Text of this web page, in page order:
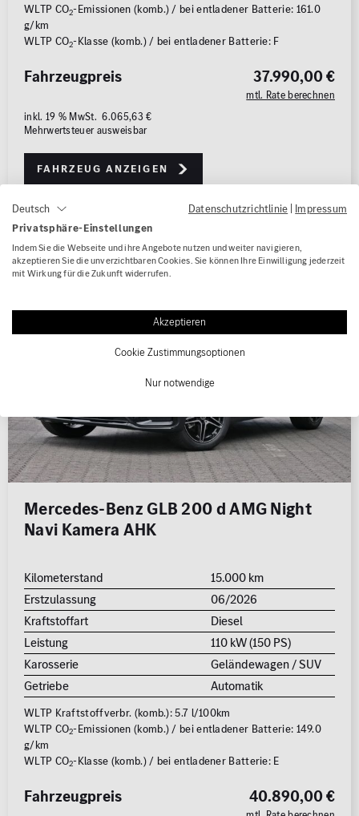
WLTP CO2-Emissionen (komb.) / bei entladener Batterie: 161.0
g/km
WLTP CO2-Klasse (komb.) / bei entladener Batterie: F
37.990,00 €
mtl. Rate berechnen
Fahrzeugpreis
inkl. 19 % MwSt. 6.065,63 €
Mehrwertsteuer ausweisbar
Fahrzeug anzeigen
Mercedes-Benz GLB 200 d AMG Night
Navi Kamera AHK
Kilometerstand
15.000 km
Erstzulassung
06/2026
Kraftstoffart
Diesel
Leistung
110 kW (150 PS)
Karosserie
Geländewagen / SUV
Getriebe
Automatik
WLTP Kraftstoffverbr. (komb.): 5.7 l/100km
WLTP CO2-Emissionen (komb.) / bei entladener Batterie: 149.0
g/km
WLTP CO2-Klasse (komb.) / bei entladener Batterie: E
40.890,00 €
Fahrzeugpreis
Deutsch Datenschutzrichtlinie | Impressum
Privatsphäre-Einstellungen
Indem Sie die Webseite und ihre Angebote nutzen und weiter navigieren,
akzeptieren Sie die unverzichtbaren Cookies. Sie können Ihre Einwilligung jederzeit
mit Wirkung für die Zukunft widerrufen.
Akzeptieren
Cookie Zustimmungsoptionen
Nur notwendige